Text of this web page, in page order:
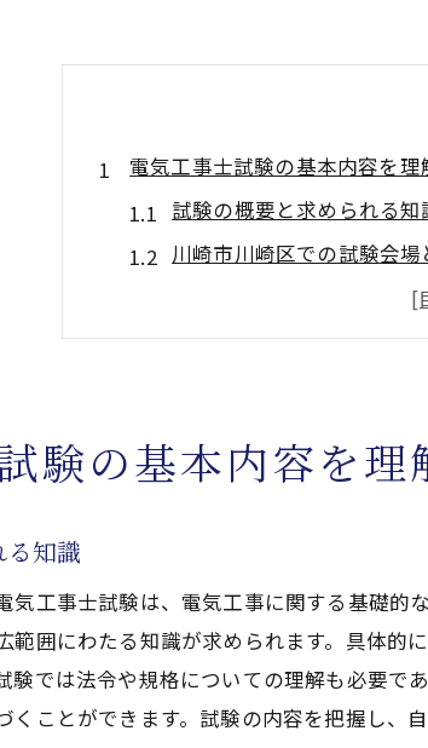
電気工事士試験の基本内容を
試験の概要と求められる知
川崎市川崎区での試験会
筆記試験と実技試験の違い
効率的な試験対策法川崎市川
実技試験のための練習方法
過去問を活用した対策法
専門学校や講習会の活用
勉強時間の確保とモチベ
験の基本内容を
知識
気工事士試験は、電気工事に関する基礎
範囲にわたる知識が求められます。具体
験では法令や規格についての理解も必要
くことができます。試験の内容を把握し、